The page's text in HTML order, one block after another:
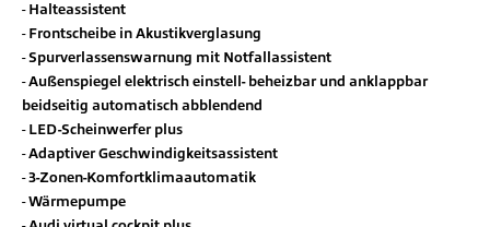
Halteassistent
Frontscheibe in Akustikverglasung
Spurverlassenswarnung mit Notfallassistent
Außenspiegel elektrisch einstell- beheizbar und anklappbar
beidseitig automatisch abblendend
LED-Scheinwerfer plus
Adaptiver Geschwindigkeitsassistent
3-Zonen-Komfortklimaautomatik
Wärmepumpe